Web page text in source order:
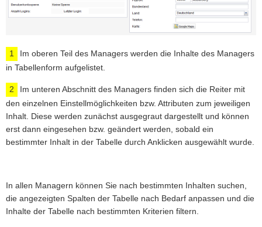
1
Im oberen Teil des Managers werden die Inhalte des Managers
in Tabellenform aufgelistet.
2
Im unteren Abschnitt des Managers finden sich die Reiter mit
den einzelnen Einstellmöglichkeiten bzw. Attributen zum jeweiligen
Inhalt. Diese werden zunächst ausgegraut dargestellt und können
erst dann eingesehen bzw. geändert werden, sobald ein
bestimmter Inhalt in der Tabelle durch Anklicken ausgewählt wurde.
In allen Managern können Sie nach bestimmten Inhalten suchen,
die angezeigten Spalten der Tabelle nach Bedarf anpassen und die
Inhalte der Tabelle nach bestimmten Kriterien filtern.